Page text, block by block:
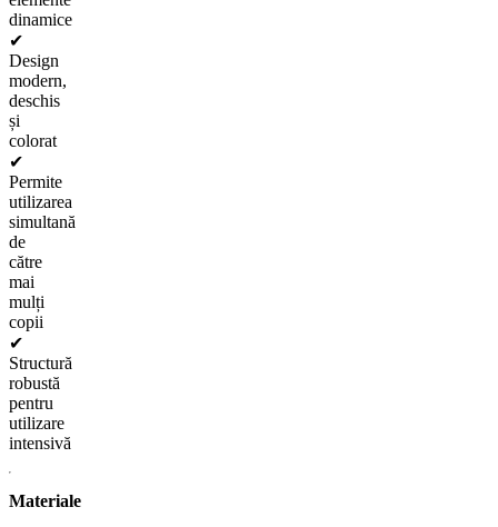
dinamice
✔
Design
modern,
deschis
și
colorat
✔
Permite
utilizarea
simultană
de
către
mai
mulți
copii
✔
Structură
robustă
pentru
utilizare
intensivă
Materiale